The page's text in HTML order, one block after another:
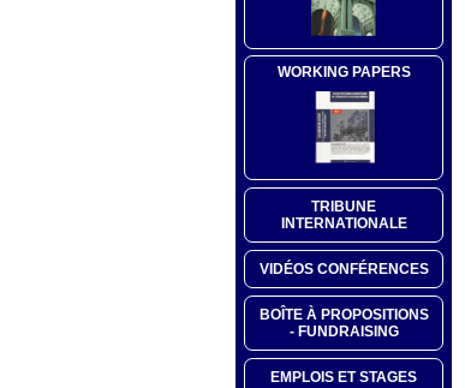
WORKING PAPERS
TRIBUNE
INTERNATIONALE
VIDÉOS CONFÉRENCES
BOÎTE À PROPOSITIONS
- FUNDRAISING
EMPLOIS ET STAGES